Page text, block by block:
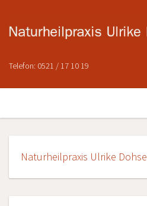
Telefon: 0521 / 17 10 19
Naturheilpraxis Ulrike Dohse